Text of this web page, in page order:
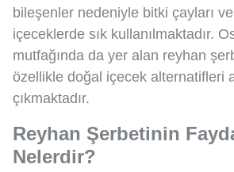
bileşenler nedeniyle bitki çayları
içeceklerde sık kullanılmaktadır.
mutfağında da yer alan reyhan
özellikle doğal içecek alternatifleri
çıkmaktadır.
Reyhan Şerbetinin
Nelerdir?